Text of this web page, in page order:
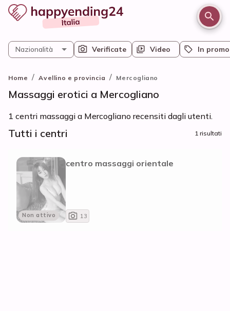
Verificate Video In promo
Nazionalità
Home / Avellino e provincia / Mercogliano
Massaggi erotici a Mercogliano
1 centri massaggi a Mercogliano recensiti dagli utenti.
Tutti i centri 1 risultati
Non attivo
centro massaggi orientale
13